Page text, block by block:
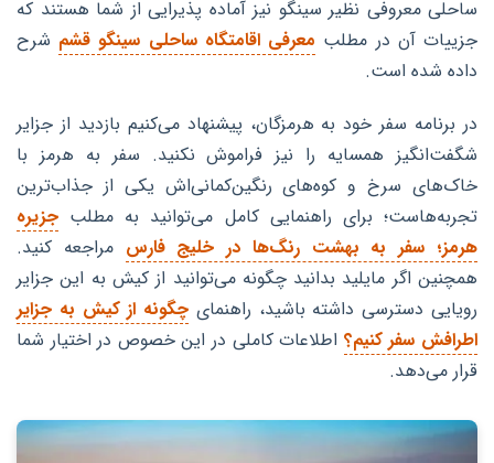
ساحلی معروفی نظیر سینگو نیز آماده پذیرایی از شما هستند که
جزییات آن در مطلب معرفی اقامتگاه ساحلی سینگو قشم شرح
داده شده است.
در برنامه سفر خود به هرمزگان، پیشنهاد می‌کنیم بازدید از جزایر
شگفت‌انگیز همسایه را نیز فراموش نکنید. سفر به هرمز با
خاک‌های سرخ و کوه‌های رنگین‌کمانی‌اش یکی از جذاب‌ترین
تجربه‌هاست؛ برای راهنمایی کامل می‌توانید به مطلب جزیره
هرمز؛ سفر به بهشت رنگ‌ها در خلیج فارس مراجعه کنید.
همچنین اگر مایلید بدانید چگونه می‌توانید از کیش به این جزایر
رویایی دسترسی داشته باشید، راهنمای چگونه از کیش به جزایر
اطرافش سفر کنیم؟ اطلاعات کاملی در این خصوص در اختیار شما
قرار می‌دهد.